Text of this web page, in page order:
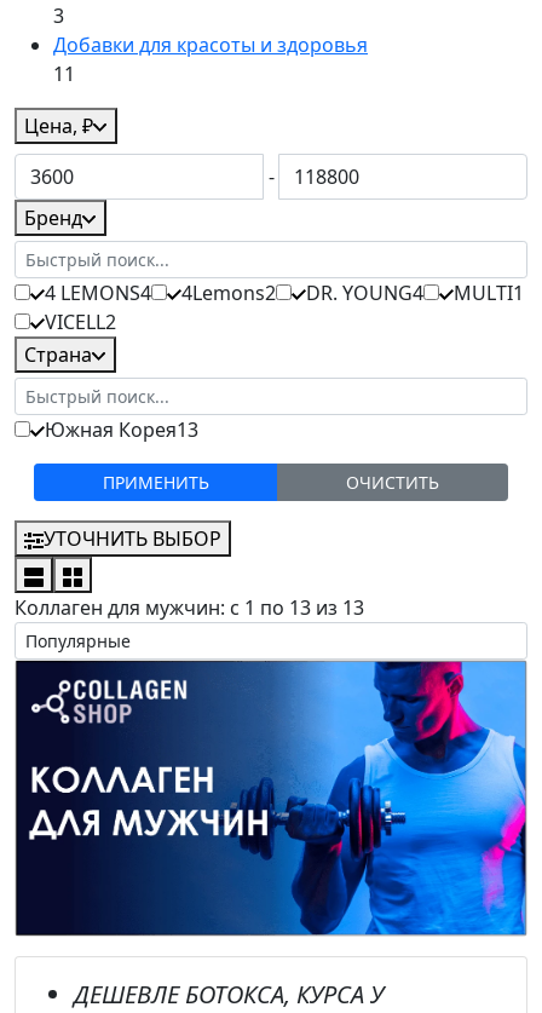
3
Добавки для красоты и здоровья
11
Цена, ₽
-
Бренд
4 LEMONS4 4Lemons2 DR. YOUNG4 MULTI1
VICELL2
Страна
Южная Корея13
ОЧИСТИТЬ
УТОЧНИТЬ ВЫБОР
Коллаген для мужчин: с 1 по 13 из 13
ДЕШЕВЛЕБОТОКСА, КУРСА У